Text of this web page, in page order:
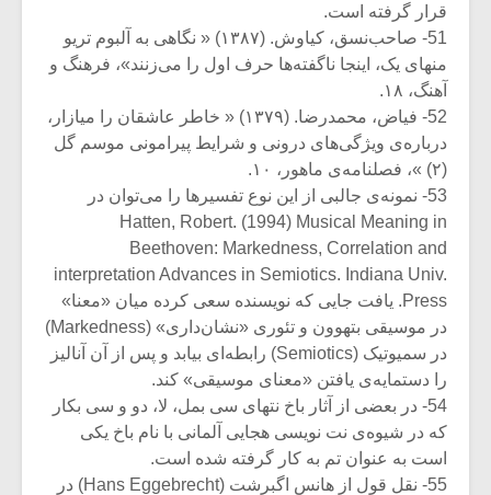
قرار گرفته است.
51- صاحب‌نسق، کیاوش. (۱۳۸۷) « نگاهی به آلبوم تریو
منهای یک، اینجا ناگفته‌ها حرف اول را می‌زنند»، فرهنگ و
آهنگ، ۱۸.
52- فیاض، محمدرضا. (۱۳۷۹) « خاطر عاشقان را میازار،
درباره‌ی ویژگی‌های درونی و شرایط پیرامونی موسم گل
(۲) »، فصلنامه‌ی ماهور، ۱۰.
53- نمونه‌ی جالبی از این نوع تفسیرها را می‌توان در
Hatten, Robert. (1994) Musical Meaning in
Beethoven: Markedness, Correlation and
interpretation Advances in Semiotics. Indiana Univ.
Press. یافت جایی که نویسنده سعی کرده میان «معنا»
در موسیقی بتهوون و تئوری «نشان‌داری» (Markedness)
در سمیوتیک (Semiotics) رابطه‌ای بیابد و پس از آن آنالیز
را دستمایه‌ی یافتن «معنای موسیقی» کند.
54- در بعضی از آثار باخ نتهای سی بمل، لا، دو و سی بکار
که در شیوه‌ی نت نویسی هجایی آلمانی با نام باخ یکی
است به عنوان تم به کار گرفته شده است.
55- نقل قول از هانس اگبرشت (Hans Eggebrecht) در